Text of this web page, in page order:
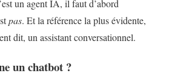
un agent IA, il faut d’abord
pas. Et la référence la plus évidente,
dit, un assistant conversationnel.
un chatbot ?